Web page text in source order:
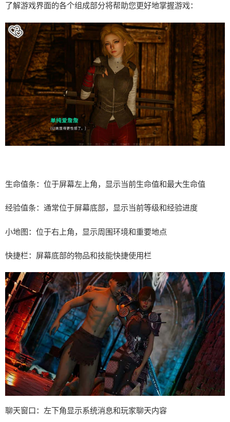
了解游戏界面的各个组成部分将帮助您更好地掌握游戏：
生命值条：位于屏幕左上角，显示当前生命值和最大生命值
经验值条：通常位于屏幕底部，显示当前等级和经验进度
小地图：位于右上角，显示周围环境和重要地点
快捷栏：屏幕底部的物品和技能快捷使用栏
聊天窗口：左下角显示系统消息和玩家聊天内容